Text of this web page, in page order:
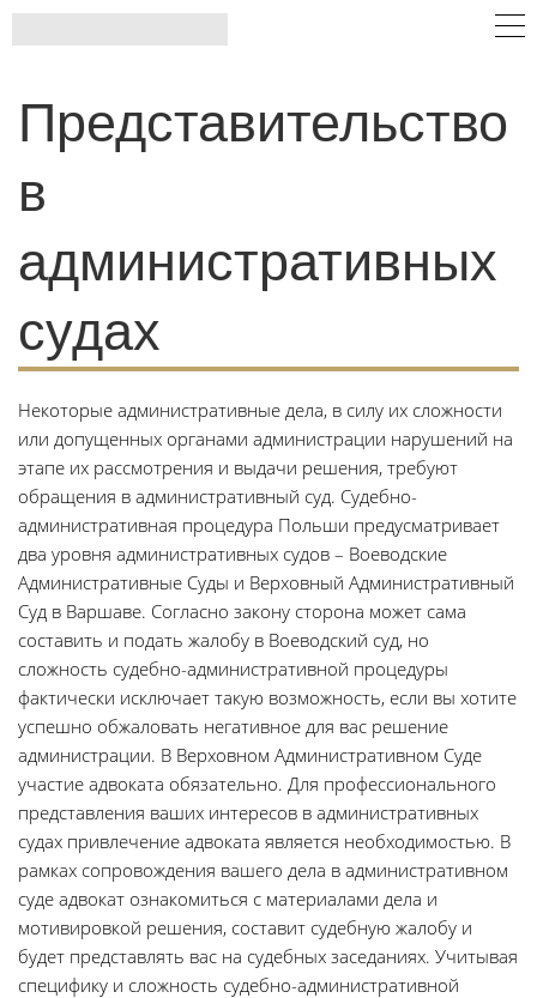
Представительство
в
административных
судах
Некоторые административные дела, в силу их сложности
или допущенных органами администрации нарушений на
этапе их рассмотрения и выдачи решения, требуют
обращения в административный суд. Судебно-
административная процедура Польши предусматривает
два уровня административных судов – Воеводские
Административные Суды и Верховный Административный
Суд в Варшаве. Согласно закону сторона может сама
составить и подать жалобу в Воеводский суд, но
сложность судебно-административной процедуры
фактически исключает такую возможность, если вы хотите
успешно обжаловать негативное для вас решение
администрации. В Верховном Административном Суде
участие адвоката обязательно. Для профессионального
представления ваших интересов в административных
судах привлечение адвоката является необходимостью. В
рамках сопровождения вашего дела в административном
суде адвокат ознакомиться с материалами дела и
мотивировкой решения, составит судебную жалобу и
будет представлять вас на судебных заседаниях. Учитывая
специфику и сложность судебно-административной